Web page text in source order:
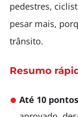
pedestres,
pesar mais,
trânsito.
Resumo
Até 10 pontos